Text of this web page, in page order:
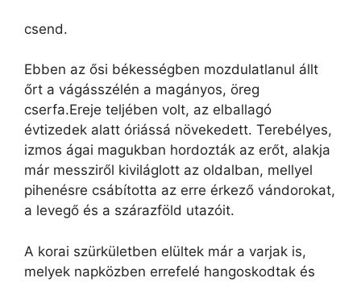
csend.
Ebben az ősi békességben mozdulatlanul állt
őrt a vágásszélén a magányos, öreg
cserfa.Ereje teljében volt, az elballagó
évtizedek alatt óriássá növekedett. Terebélyes,
izmos ágai magukban hordozták az erőt, alakja
már messziről kiviláglott az oldalban, mellyel
pihenésre csábította az erre érkező vándorokat,
a levegő és a szárazföld utazóit.
A korai szürkületben elültek már a varjak is,
melyek napközben errefelé hangoskodtak és